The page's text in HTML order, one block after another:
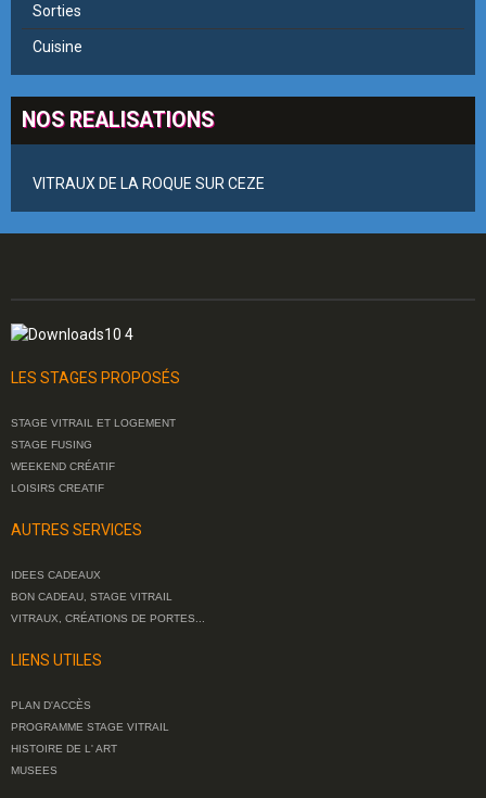
Sorties
Cuisine
NOS REALISATIONS
VITRAUX DE LA ROQUE SUR CEZE
LES STAGES PROPOSÉS
STAGE VITRAIL ET LOGEMENT
STAGE FUSING
WEEKEND CRÉATIF
LOISIRS CREATIF
AUTRES SERVICES
IDEES CADEAUX
BON CADEAU, STAGE VITRAIL
VITRAUX, CRÉATIONS DE PORTES...
LIENS UTILES
PLAN D'ACCÈS
PROGRAMME STAGE VITRAIL
HISTOIRE DE L' ART
MUSEES